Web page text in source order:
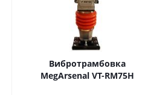
Вибротрамбовка
MegArsenal VT-RM75H